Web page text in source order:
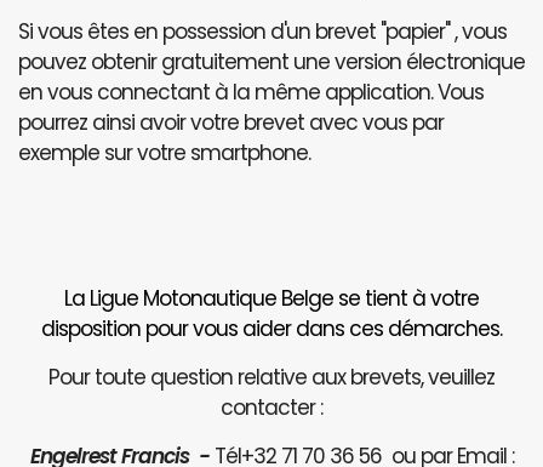
Si vous êtes en possession d'un brevet "papier" , vous
pouvez obtenir gratuitement une version électronique
en vous connectant à la même application. Vous
pourrez ainsi avoir votre brevet avec vous par
exemple sur votre smartphone.
La Ligue Motonautique Belge se tient à votre
disposition pour vous aider dans ces démarches.
Pour toute question relative aux brevets, veuillez
contacter :
Engelrest Francis -Tél+32 71 70 36 56 ou par Email :